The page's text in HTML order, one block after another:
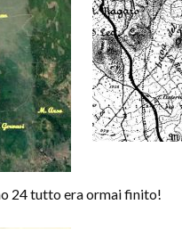
24 tutto era ormai finito!